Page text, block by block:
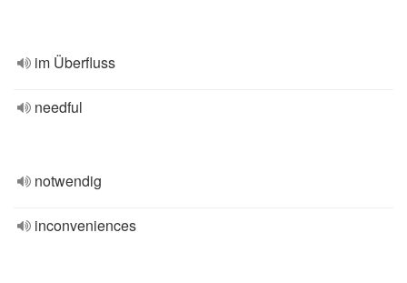
im Überfluss
needful
notwendig
inconveniences